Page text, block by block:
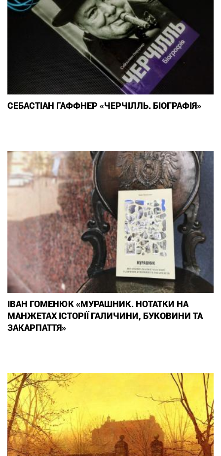
СЕБАСТІАН ГАФФНЕР «ЧЕРЧІЛЛЬ. БІОГРАФІЯ»
ІВАН ГОМЕНЮК «МУРАШНИК. НОТАТКИ НА
МАНЖЕТАХ ІСТОРІЇ ГАЛИЧИНИ, БУКОВИНИ ТА
ЗАКАРПАТТЯ»